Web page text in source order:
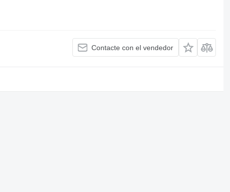
Contacte con el vendedor